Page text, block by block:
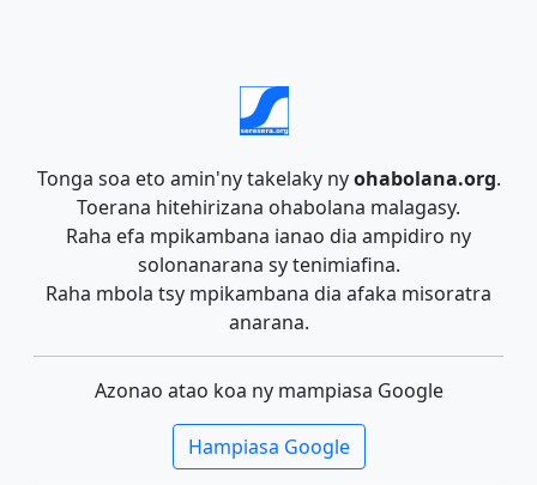
Tonga soa eto amin'ny takelaky nyohabolana.org.
Toerana hitehirizana ohabolana malagasy.
Raha efa mpikambana ianao dia ampidiro ny
solonanarana sy tenimiafina.
Raha mbola tsy mpikambana dia afaka misoratra
anarana.
Azonao atao koa ny mampiasa Google
Hampiasa Google